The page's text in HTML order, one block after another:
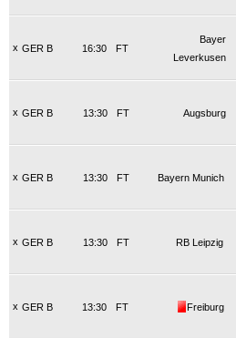
x GER B FT
16:30
Bayer
Leverkusen
x GER B FT
13:30 Augsburg
x GER B FT
13:30 Bayern Munich
x GER B FT
13:30 RB Leipzig
x GER B FT
13:30 Freiburg